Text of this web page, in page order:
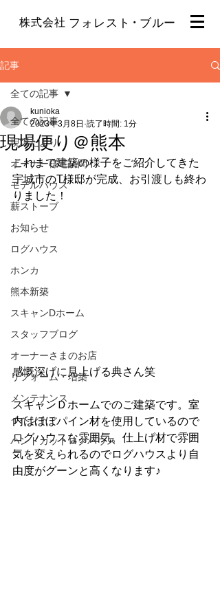
ブルー
株式会社 フォレスト ・
記事
全ての記事
現場だより
オーナー様宅訪問
モデルハウス
薪ストーブ
お知らせ
ログハウス
ホンカ
熊本新築
スキャンDホーム
スタッフブログ
オーナーさまのお店
リフォーム・増築
メンテナンス
イベント
ハンドカットログハウス
全ての記事
現場便り＠熊本
kunioka
2023年3月8日 読了時間: 1分
これまで建築の様子をご紹介してきた
宇城市のT様邸が完成、お引渡しも終わ
りました！
感慨深げに見上げる典さん笑
スキャンＤホームでのご建築です。室
内はほぼパイン材を使用しているので
ログハウスな雰囲気。仕上げ材で雰囲
気を変えられるのでログハウスより自
由度がグーンと高くなります♪